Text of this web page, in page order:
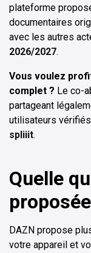
plateforme
documentaires
avec les autres
2026/2027.
Vous voulez
complet ? Le co-
partageant
utilisateurs
spliiit.
Quelle
DAZN propose
votre appareil et